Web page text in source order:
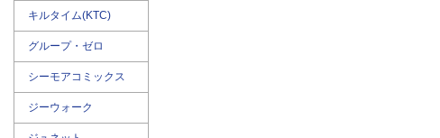
キルタイム(KTC)
グループ・ゼロ
シーモアコミックス
ジーウォーク